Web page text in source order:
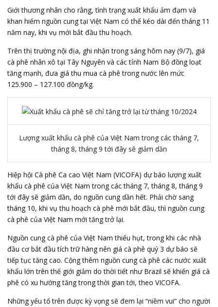
Giới thương nhân cho rằng, tình trạng xuất khẩu ảm đạm và
khan hiếm nguồn cung tại Việt Nam có thể kéo dài đến tháng 11
năm nay, khi vụ mới bắt đầu thu hoạch.
Trên thị trường nội địa, ghi nhận trong sáng hôm nay (9/7), giá
cà phê nhân xô tại Tây Nguyên và các tỉnh Nam Bộ đồng loạt
tăng mạnh, đưa giá thu mua cà phê trong nước lên mức
125.900 – 127.100 đồng/kg.
Lượng xuất khẩu cà phê của Việt Nam trong các tháng 7,
tháng 8, tháng 9 tới đây sẽ giảm dần
Hiệp hội Cà phê Ca cao Việt Nam (VICOFA) dự báo lượng xuất
khẩu cà phê của Việt Nam trong các tháng 7, tháng 8, tháng 9
tới đây sẽ giảm dần, do nguồn cung dần hết. Phải chờ sang
tháng 10, khi vụ thu hoạch cà phê mới bắt đầu, thì nguồn cung
cà phê của Việt Nam mới tăng trở lại.
Nguồn cung cà phê của Việt Nam thiếu hụt, trong khi các nhà
đầu cơ bắt đầu tích trữ hàng nên giá cà phê quý 3 dự báo sẽ
tiếp tục tăng cao. Cộng thêm nguồn cung cà phê các nước xuất
khẩu lớn trên thế giới giảm do thời tiết như Brazil sẽ khiến giá cà
phê có xu hướng tăng trong thời gian tới, theo VICOFA.
Những yếu tố trên được kỳ vọng sẽ đem lại “niềm vui” cho người